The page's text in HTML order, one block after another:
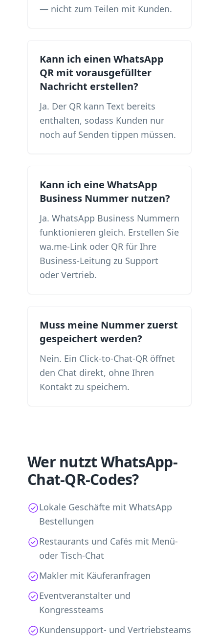
— nicht zum Teilen mit Kunden.
Kann ich einen WhatsApp
QR mit vorausgefüllter
Nachricht erstellen?
Ja. Der QR kann Text bereits
enthalten, sodass Kunden nur
noch auf Senden tippen müssen.
Kann ich eine WhatsApp
Business Nummer nutzen?
Ja. WhatsApp Business Nummern
funktionieren gleich. Erstellen Sie
wa.me-Link oder QR für Ihre
Business-Leitung zu Support
oder Vertrieb.
Muss meine Nummer zuerst
gespeichert werden?
Nein. Ein Click-to-Chat-QR öffnet
den Chat direkt, ohne Ihren
Kontakt zu speichern.
Wer nutzt WhatsApp-
Chat-QR-Codes?
Lokale Geschäfte mit WhatsApp
Bestellungen
Restaurants und Cafés mit Menü-
oder Tisch-Chat
Makler mit Käuferanfragen
Eventveranstalter und
Kongressteams
Kundensupport- und Vertriebsteams